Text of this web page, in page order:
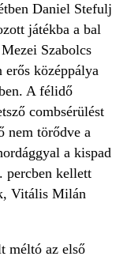
Daniel Stefulj
játékba a bal
Szabolcs
erős középpálya
A félidő
combsérülést
nem törődve a
a kispad
percben kellett
Vitális Milán
méltó az első